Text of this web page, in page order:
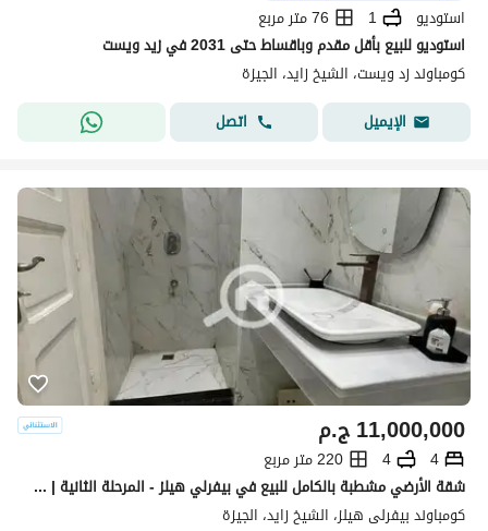
استوديو 1
76 متر مربع
استوديو للبيع بأقل مقدم وباقساط حتى 2031 في زيد ويست
كومباوند زد ويست، الشيخ زايد، الجيزة
الإيميل
اتصل
ج.م11,000,000
4
4
220 متر مربع
شقة الأرضي مشطبة بالكامل للبيع في بيفرلي هيلز - المرحلة الثانية | سوديك (SODIC) - الشيخ زايد
كومباوند بيفرلى هيلز، الشيخ زايد، الجيزة